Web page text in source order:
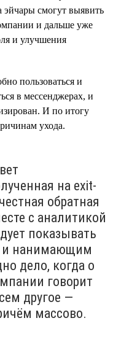
эйчары смогут выявить
и дальше уже
и улучшения
пользоваться и
в мессенджерах, и
И по итогу
ухода.
на exit-
обратная
с аналитикой
показывать
и нанимающим
дело, когда о
говорит
другое —
массово.